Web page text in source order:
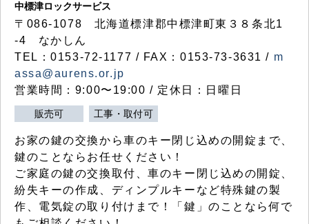
中標津ロックサービス
〒086-1078 北海道標津郡中標津町東３８条北1
-4 なかしん
TEL：0153-72-1177 / FAX：0153-73-3631 / m
assa@aurens.or.jp
営業時間：9:00〜19:00 / 定休日：日曜日
販売可 工事・取付可
お家の鍵の交換から車のキー閉じ込めの開錠まで、
鍵のことならお任せください！
ご家庭の鍵の交換取付、車のキー閉じ込めの開錠、
紛失キーの作成、ディンプルキーなど特殊鍵の製
作、電気錠の取り付けまで！「鍵」のことなら何で